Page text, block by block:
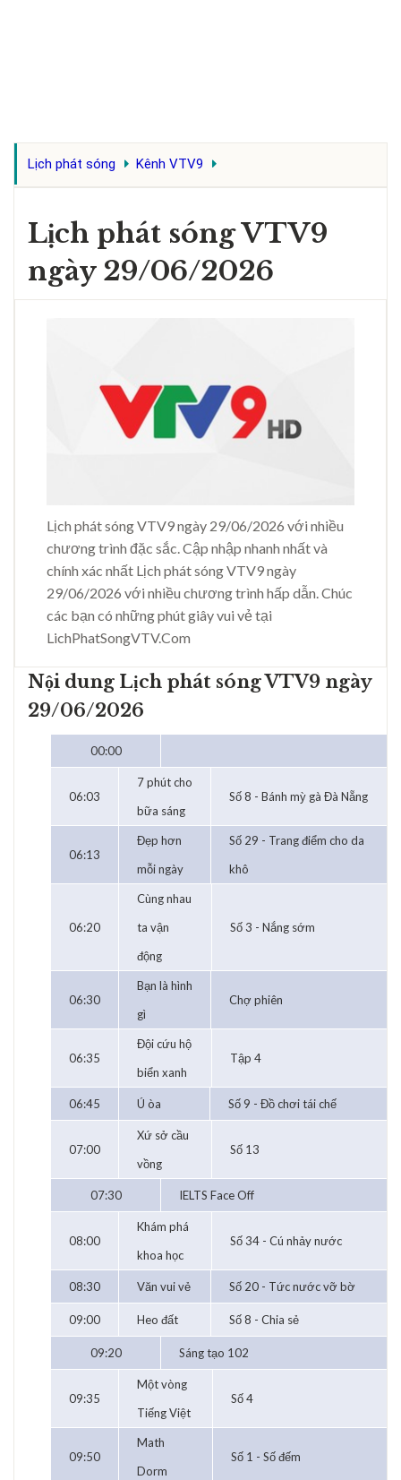
Lịch phát sóng Kênh VTV9
Lịch phát sóng VTV9
ngày 29/06/2026
Lịch phát sóng VTV9 ngày 29/06/2026 với nhiều
chương trình đặc sắc. Cập nhập nhanh nhất và
chính xác nhất Lịch phát sóng VTV9 ngày
29/06/2026 với nhiều chương trình hấp dẫn. Chúc
các bạn có những phút giây vui vẻ tại
LichPhatSongVTV.Com
Nội dung Lịch phát sóng VTV9 ngày
29/06/2026
00:00
06:03
7 phút cho
bữa sáng
Số 8 - Bánh mỳ gà Đà Nẵng
06:13
Đẹp hơn
mỗi ngày
Số 29 - Trang điểm cho da
khô
06:20
Cùng nhau
ta vận
động
Số 3 - Nắng sớm
06:30
Bạn là hình
gì
Chợ phiên
06:35
Đội cứu hộ
biển xanh
Tập 4
06:45 Ú òa Số 9 - Đồ chơi tái chế
07:00
Xứ sở cầu
vồng
Số 13
07:30 IELTS Face Off
08:00
Khám phá
khoa học
Số 34 - Cú nhảy nước
08:30 Văn vui vẻ Số 20 - Tức nước vỡ bờ
09:00 Heo đất Số 8 - Chia sẻ
09:20 Sáng tạo 102
09:35
Một vòng
Tiếng Việt
Số 4
09:50
Math
Dorm
Số 1 - Số đếm